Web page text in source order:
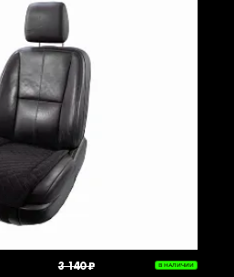
3 140 ₽ В НАЛИЧИИ